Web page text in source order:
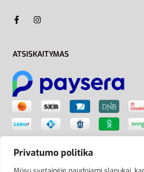
Privatumo politika
ATSISKAITYMAS